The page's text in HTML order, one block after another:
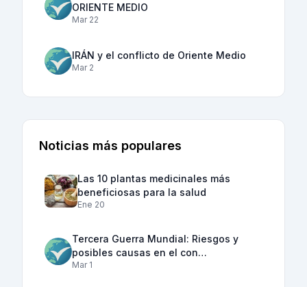
ORIENTE MEDIO
Mar 22
IRÁN y el conflicto de Oriente Medio
Mar 2
Noticias más populares
Las 10 plantas medicinales más
beneficiosas para la salud
Ene 20
Tercera Guerra Mundial: Riesgos y
posibles causas en el con…
Mar 1